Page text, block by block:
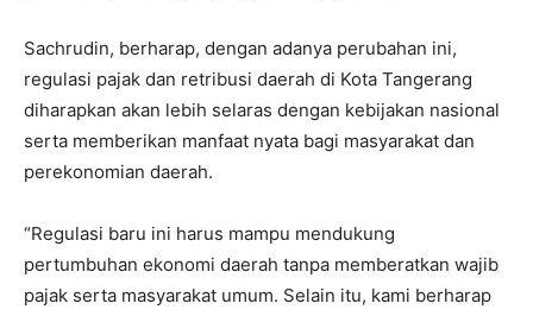
Sachrudin, berharap, dengan adanya perubahan ini,
regulasi pajak dan retribusi daerah di Kota Tangerang
diharapkan akan lebih selaras dengan kebijakan nasional
serta memberikan manfaat nyata bagi masyarakat dan
perekonomian daerah.
“Regulasi baru ini harus mampu mendukung
pertumbuhan ekonomi daerah tanpa memberatkan wajib
pajak serta masyarakat umum. Selain itu, kami berharap